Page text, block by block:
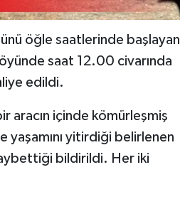
öğle saatlerinde başlayan
saat 12.00 civarında
edildi.
aracın içinde kömürleşmiş
yaşamını yitirdiği belirlenen
bildirildi. Her iki